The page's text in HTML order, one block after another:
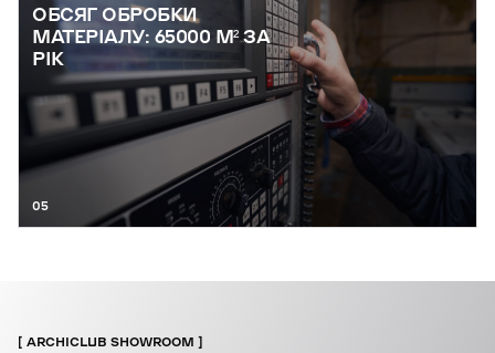
ОБСЯГ ОБРОБКИ
МАТЕРІАЛУ: 65000 М² ЗА
РІК
05
ARCHICLUB SHOWROOM